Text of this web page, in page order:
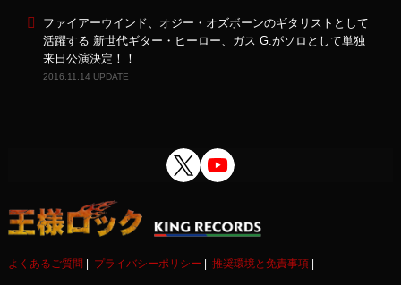
ファイアーウインド、オジー・オズボーンのギタリストとして
活躍する 新世代ギター・ヒーロー、ガス G.がソロとして単独
来日公演決定！！
2016.11.14 UPDATE
よくあるご質問 プライバシーポリシー 推奨環境と免責事項